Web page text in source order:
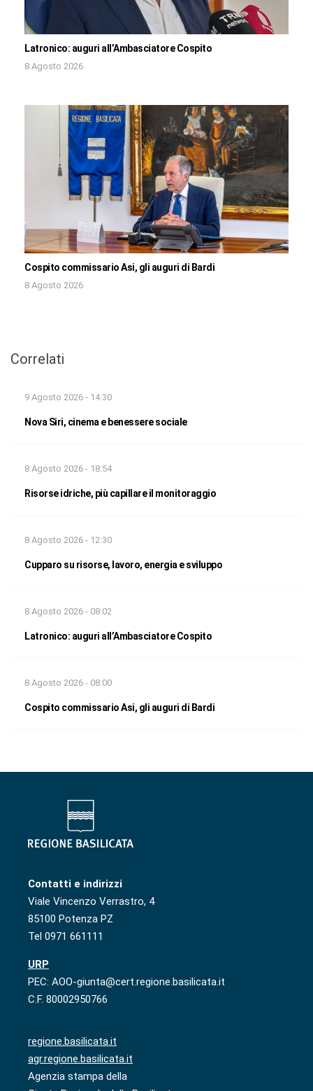
Latronico: auguri all’Ambasciatore Cospito
8 Agosto 2026
Cospito commissario Asi, gli auguri di Bardi
8 Agosto 2026
Correlati
9 Agosto 2026 - 14:30
Nova Siri, cinema e benessere sociale
8 Agosto 2026 - 18:54
Risorse idriche, più capillare il monitoraggio
8 Agosto 2026 - 12:30
Cupparo su risorse, lavoro, energia e sviluppo
8 Agosto 2026 - 08:02
Latronico: auguri all’Ambasciatore Cospito
8 Agosto 2026 - 08:00
Cospito commissario Asi, gli auguri di Bardi
Contatti e indirizzi
Viale Vincenzo Verrastro, 4
85100 Potenza PZ
Tel 0971 661111
URP
PEC: AOO-giunta@cert.regione.basilicata.it
C.F. 80002950766
regione.basilicata.it
agr.regione.basilicata.it
Agenzia stampa della